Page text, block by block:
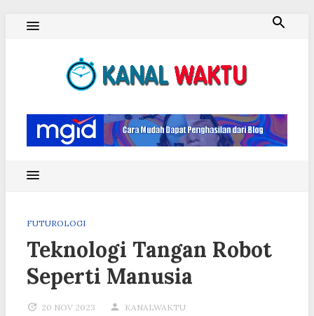
FUTUROLOGI
Teknologi Tangan Robot
Seperti Manusia
20 NOV 2023 KANALWAKTU